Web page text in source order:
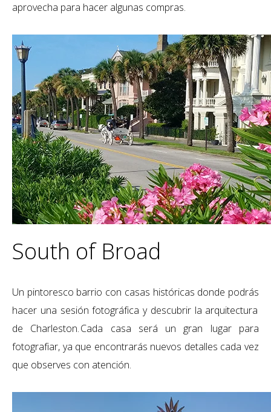
aprovecha para hacer algunas compras.
South of Broad
Un pintoresco barrio con casas históricas donde podrás
hacer una sesión fotográfica y descubrir la arquitectura
de Charleston. Cada casa será un gran lugar para
fotografiar, ya que encontrarás nuevos detalles cada vez
que observes con atención.